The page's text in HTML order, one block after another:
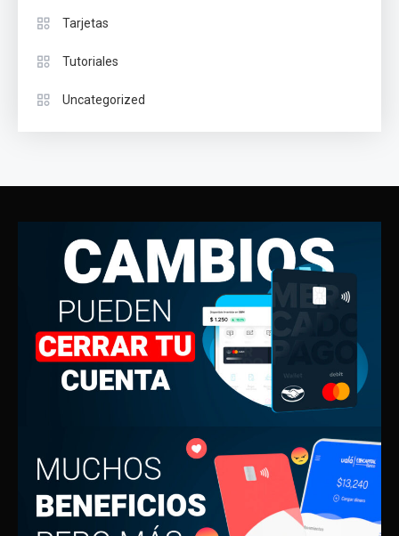
Tarjetas
Tutoriales
Uncategorized